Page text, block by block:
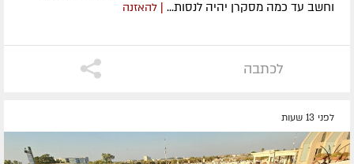
וחשב עד כמה מסקרן יהיה לנסות... | להאזנה
לכתבה
לפני 13 שעות